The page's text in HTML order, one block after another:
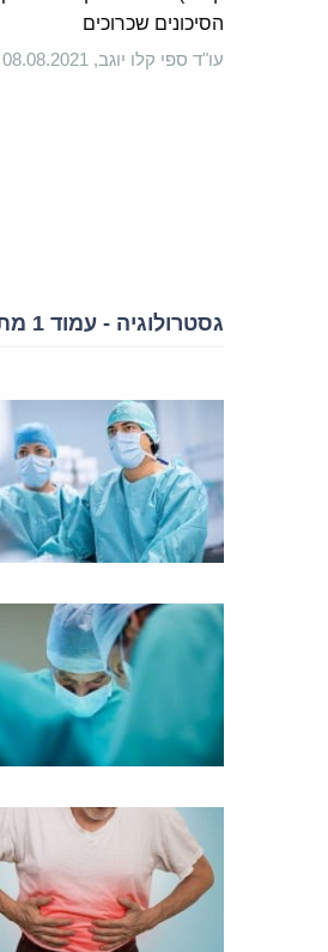
הסיכונים שכרוכים
עו"ד ספי קלו יוגב, 08.08.2021
גסטרולוגיה - עמוד 1 מתוך 2